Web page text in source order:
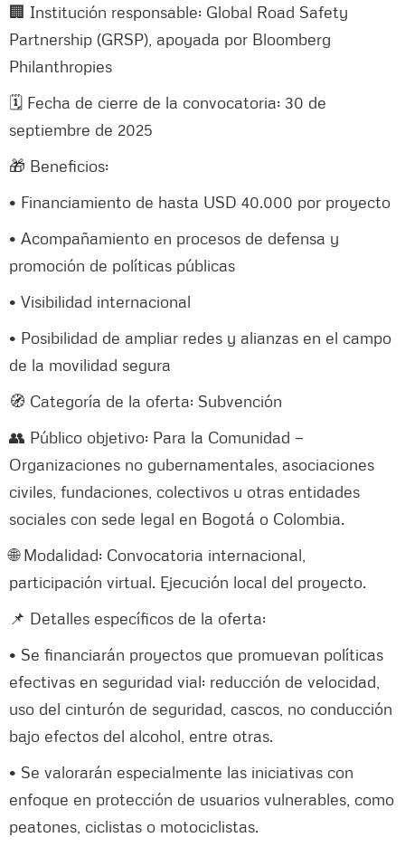
🏢 Institución responsable: Global Road Safety
Partnership (GRSP), apoyada por Bloomberg
Philanthropies
🗓️ Fecha de cierre de la convocatoria: 30 de
septiembre de 2025
🎁 Beneficios:
• Financiamiento de hasta USD 40.000 por proyecto
• Acompañamiento en procesos de defensa y
promoción de políticas públicas
• Visibilidad internacional
• Posibilidad de ampliar redes y alianzas en el campo
de la movilidad segura
🧭 Categoría de la oferta: Subvención
👥 Público objetivo: Para la Comunidad —
Organizaciones no gubernamentales, asociaciones
civiles, fundaciones, colectivos u otras entidades
sociales con sede legal en Bogotá o Colombia.
🌐 Modalidad: Convocatoria internacional,
participación virtual. Ejecución local del proyecto.
📌 Detalles específicos de la oferta:
• Se financiarán proyectos que promuevan políticas
efectivas en seguridad vial: reducción de velocidad,
uso del cinturón de seguridad, cascos, no conducción
bajo efectos del alcohol, entre otras.
• Se valorarán especialmente las iniciativas con
enfoque en protección de usuarios vulnerables, como
peatones, ciclistas o motociclistas.